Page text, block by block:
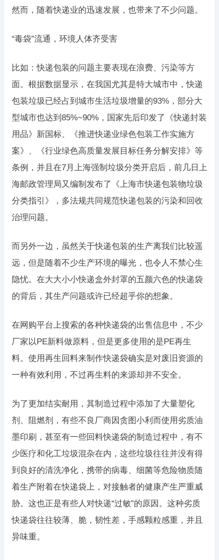
然而，随着快递业的迅速发展，也带来了不少问题。
“毒袋”流通，环境人体齐受害
比如：快递包装的问题主要表现在浪费、污染等方
面。根据数据显示，在我国尤其是特大城市中，快递
包装垃圾已经占到城市生活垃圾增量的93%，部分大
型城市也达到85%~90%，国家先后印发了《快递封装
用品》新国标、《推进快递业绿色包装工作实施方
案》、《行业绿色高质量发展目标任务分解安排》等
条例，并且在7月上海强制垃圾分类开启后，前几日上
海邮政管理局又编制发布了《上海市快递包装物垃圾
分类指引》，多法规共同规范快递包装的污染和回收
治理问题。
而另外一边，虽然关于快递包装的生产离我们比较遥
远，但是随着不少生产环境的曝光，也令人不禁心生
隐忧。在大大小小快递盒外封罩的五颜六色的快递袋
的背后，其生产问题或许已经超乎你的想象。
在网购平台上搜索的各种快递袋的出售信息中，不少
厂家以PE新料做原料，但是更多使用的是PE再生
料。使用再生回料来制作快递袋确实是对废旧资源的
一种有效利用，不过再生料的来源却并不安全。
为了更加结实耐用，其制造过程中添加了大量塑化
剂、阻燃剂，有些不良厂商因贪图小利而使用劣质油
墨印刷，甚至有一些回料快递袋的制造过程中，有不
少医疗和化工垃圾混杂在内，这些垃圾往往并没有得
到良好的清洗净化，携带的病毒、细菌等危险物质随
着生产附着在快递袋上，对接触者的健康产生严重威
胁。这也正是有些人对快递“过敏”的原因。这种劣质
快递袋往往较薄、脆，韧性差，手感颗粒感重，并且
异味重。